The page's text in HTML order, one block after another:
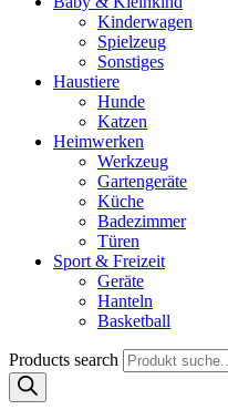
Kinderwagen
Spielzeug
Sonstiges
Haustiere
Hunde
Katzen
Heimwerken
Werkzeug
Gartengeräte
Küche
Badezimmer
Türen
Sport & Freizeit
Geräte
Hanteln
Basketball
Products search